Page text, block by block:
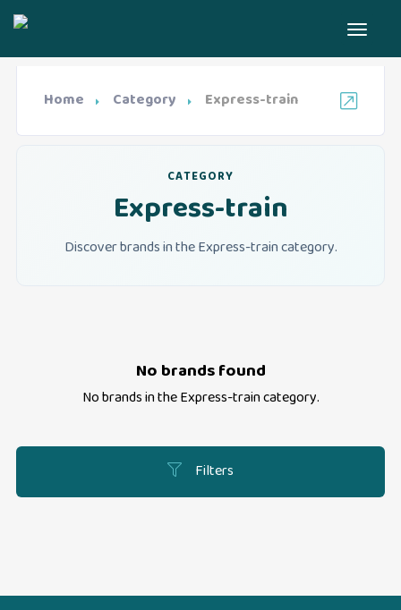
Home Category Express-train
CATEGORY
Express-train
Discover brands in the Express-train category.
Filters
No brands found
No brands in theExpress-traincategory.